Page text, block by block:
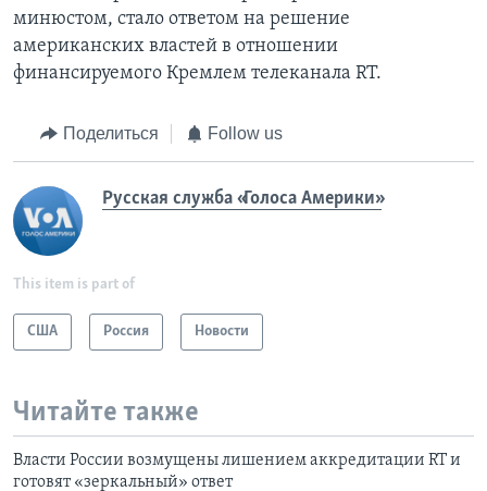
минюстом, стало ответом на решение
американских властей в отношении
финансируемого Кремлем телеканала RT.
Поделиться Follow us
Русская служба «Голоса Америки»
This item is part of
США Россия Новости
Читайте также
Власти России возмущены лишением аккредитации RT и
готовят «зеркальный» ответ